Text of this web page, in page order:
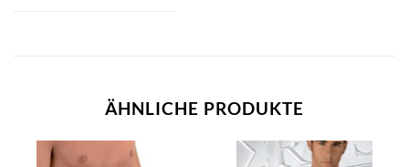
ÄHNLICHE PRODUKTE